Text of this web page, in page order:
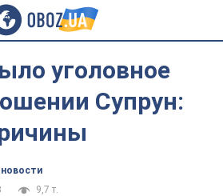
уголовное
Супрун:
9,7 т.